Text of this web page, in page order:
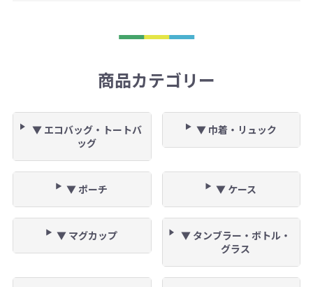
商品カテゴリー
▼ エコバッグ・トートバ
ッグ
▼ 巾着・リュック
▼ ポーチ ▼ ケース
▼ マグカップ
▼ タンブラー・ボトル・
グラス